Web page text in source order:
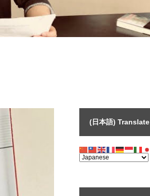
(日本語) Translate